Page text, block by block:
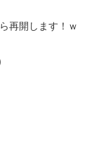
再開します！ｗ